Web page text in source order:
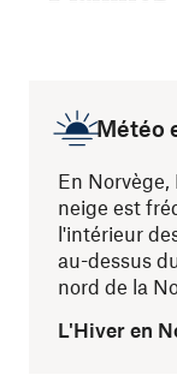
Météo
En Norvège,
neige est
l'intérieur
au-dessus
nord de la
L'Hiver en